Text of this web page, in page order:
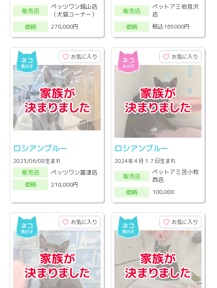
販売店
ペッツワン城山店
（犬猫コーナー）
価格
278,000円
販売店
ペットアミ岩見沢
店
価格
税込165000円
お気に入り
ロシアンブルー
2023/06/08生まれ
販売店
ペッツワン富津店
価格
218,000円
お気に入り
ロシアンブルー
2024年４月１７日生まれ
販売店
ペットアミ苫小牧
西店
価格
100,000
お気に入り お気に入り